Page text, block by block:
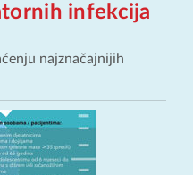
infekcija
najznačajnijih